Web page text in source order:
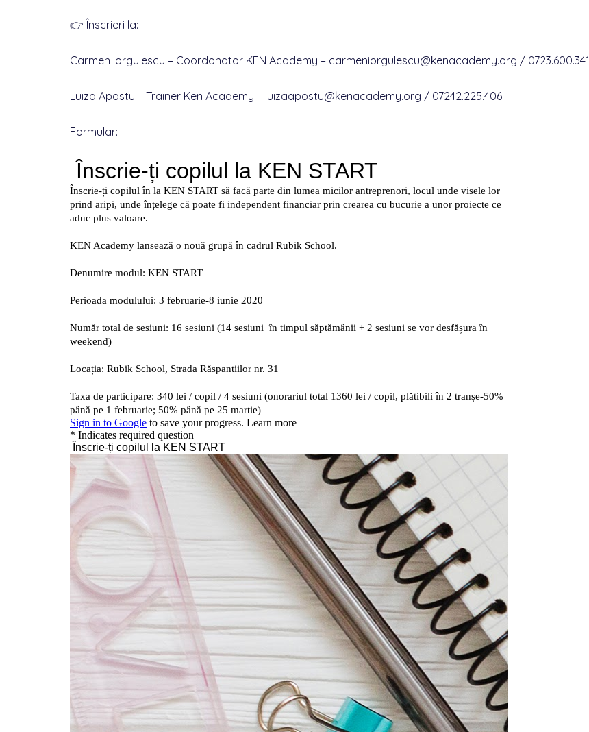
👉 Înscrieri la:
Carmen Iorgulescu – Coordonator KEN Academy – carmeniorgulescu@kenacademy.org / 0723.600.341
Luiza Apostu – Trainer Ken Academy – luizaapostu@kenacademy.org / 07242.225.406
Formular: